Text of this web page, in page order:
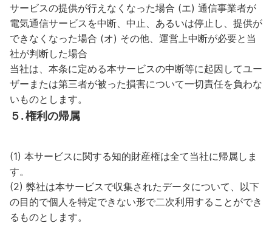
サービスの提供が行えなくなった場合 (エ) 通信事業者が
電気通信サービスを中断、中止、あるいは停止し、提供が
できなくなった場合 (オ) その他、運営上中断が必要と当
社が判断した場合
当社は、本条に定める本サービスの中断等に起因してユー
ザーまたは第三者が被った損害について一切責任を負わな
いものとします。
５. 権利の帰属
(1) 本サービスに関する知的財産権は全て当社に帰属しま
す。
(2) 弊社は本サービスで収集されたデータについて、以下
の目的で個人を特定できない形で二次利用することができ
るものとします。